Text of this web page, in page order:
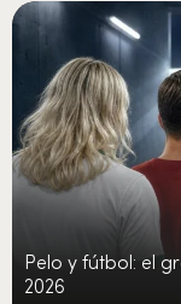
Pelo y fútbol: el
2026